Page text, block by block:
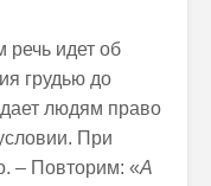
речь идет об
грудью до
людям право
При
– Повторим: «А